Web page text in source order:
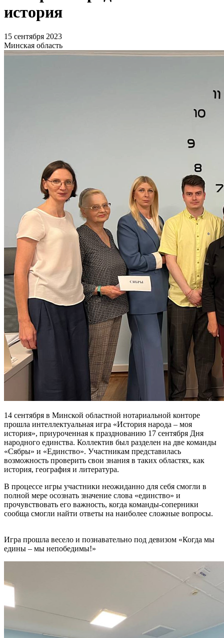
история
15 сентября 2023
Минская область
14 сентября в Минской областной нотариальной конторе
прошла интеллектуальная игра «История народа – моя
история», приуроченная к празднованию 17 сентября Дня
народного единства. Коллектив был разделен на две команды
«Сябры» и «Единство». Участникам представилась
возможность проверить свои знания в таких областях, как
история, география и литература.
В процессе игры участники неожиданно для себя смогли в
полной мере осознать значение слова «единство» и
прочувствовать его важность, когда команды-соперники
сообща смогли найти ответы на наиболее сложные вопросы.
Игра прошла весело и познавательно под девизом «Когда мы
едины – мы непобедимы!»